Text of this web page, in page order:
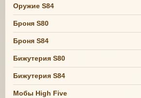
Оружие S84
Броня S80
Броня S84
Бижутерия S80
Бижутерия S84
Мобы High Five